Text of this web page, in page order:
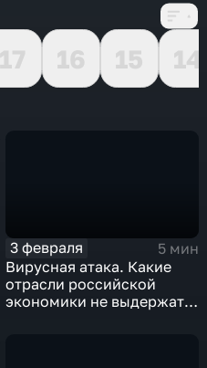
17 16 15
14
3 февраля
5 мин
Вирусная атака. Какие
отрасли российской
экономики не выдержат